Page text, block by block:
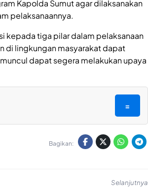
Kapolda Sumut agar dilaksanakan
pelaksanaannya.
kepada tiga pilar dalam pelaksanaan
di lingkungan masyarakat dapat
dapat segera melakukan upaya
=
Bagikan:
Selanjutnya